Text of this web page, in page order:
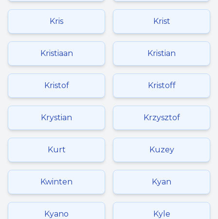
Kris Krist
Kristiaan Kristian
Kristof Kristoff
Krystian Krzysztof
Kurt Kuzey
Kwinten Kyan
Kyano Kyle